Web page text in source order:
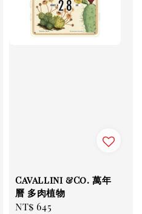
Cavallini &Co. 萬年
曆 多肉植物
Regular
NT$ 645